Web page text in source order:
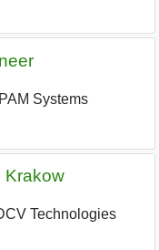
Systems
Krakow
Technologies